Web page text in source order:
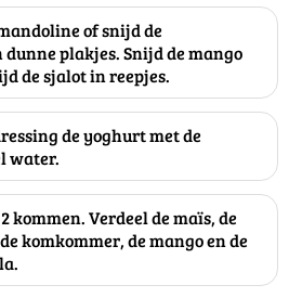
of snijd de
plakjes. Snijd de mango
de sjalot in reepjes.
de yoghurt met de
water.
kommen. Verdeel de maïs, de
komkommer, de mango en de